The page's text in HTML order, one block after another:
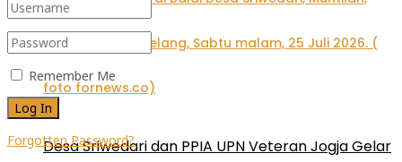
Desa Sriwedari dan PPIA UPN Veteran Jogja Gelar
Remember Me
Forgotten Password?